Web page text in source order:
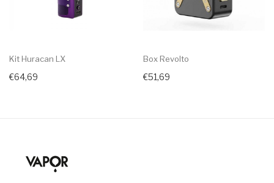
Kit Huracan LX
€64,69
Box Revolto
€51,69